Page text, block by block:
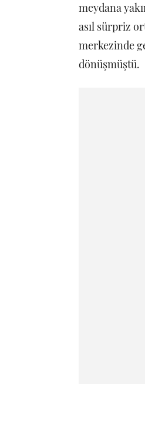
meydana
asıl sürpriz
merkezinde
dönüşmüştü.